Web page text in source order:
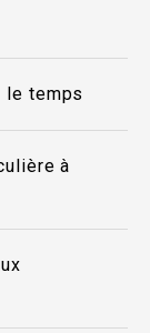
le temps
à